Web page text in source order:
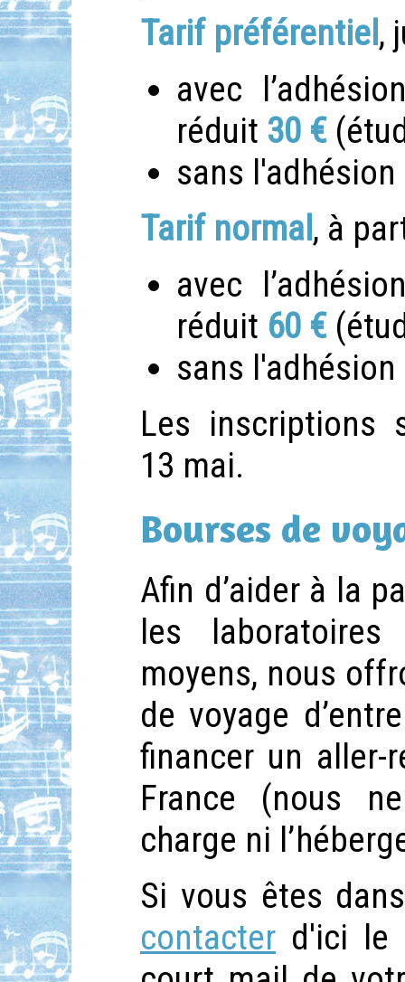
Tarif préférentiel,
avec
réduit 30 €
sans
Tarif normal, à
avec
réduit 60 €
sans
Les inscriptions
13 mai.
Bourses de
Afin d’aider à la
les
moyens, nous
de voyage
financer un
France (nous
charge ni
Si vous êtes
contacter d'ici le